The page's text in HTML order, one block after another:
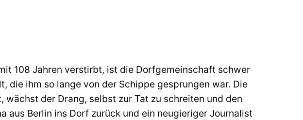
108 Jahren verstirbt, ist die Dorfgemeinschaft schwer
die ihm so lange von der Schippe gesprungen war. Die
der Drang, selbst zur Tat zu schreiten und den
aus Berlin ins Dorf zurück und ein neugieriger Journalist